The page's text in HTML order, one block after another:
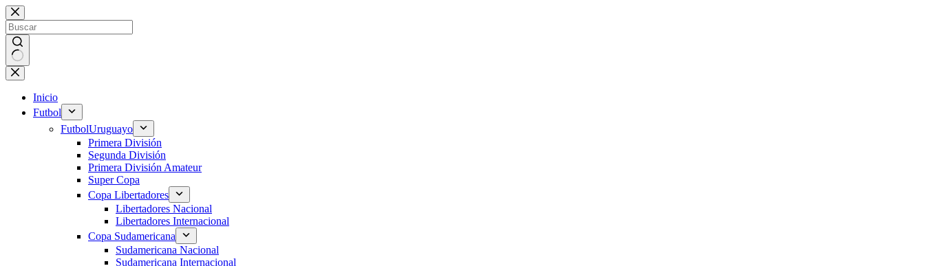
Saltar
al
contenido
Sin
resultados
Inicio
Futbol
FutbolUruguayo
Primera División
Segunda División
Primera División Amateur
Super Copa
Copa Libertadores
Libertadores Nacional
Libertadores Internacional
Copa Sudamericana
Sudamericana Nacional
Sudamericana Internacional